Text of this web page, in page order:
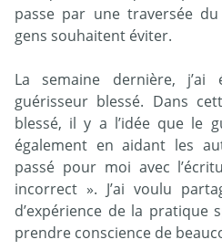
passe par une traversée
gens souhaitent éviter.
La semaine dernière,
guérisseur blessé. Dans
blessé, il y a l’idée que le
également en aidant les
passé pour moi avec
incorrect ». J’ai voulu
d’expérience de la pratique
prendre conscience de